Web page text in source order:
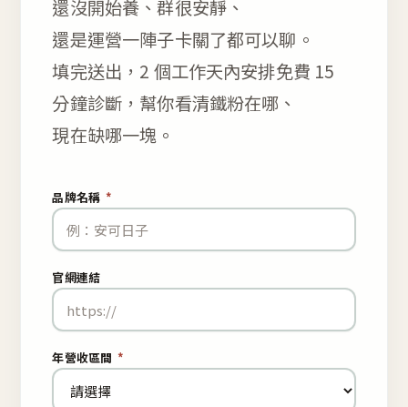
還沒開始養、群很安靜、
還是運營一陣子卡關了都可以聊。
填完送出，2 個工作天內安排免費 15
分鐘診斷，幫你看清鐵粉在哪、
現在缺哪一塊。
品牌名稱 *
官網連結
年營收區間 *